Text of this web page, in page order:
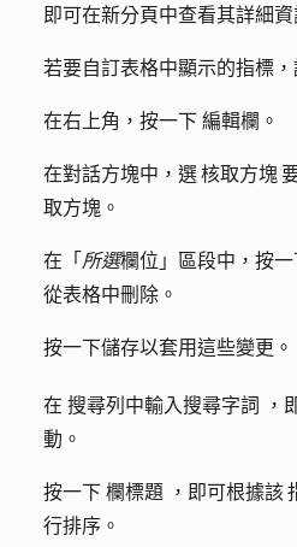
即可在新分頁中查看其詳細資
若要自訂表格中顯示的指標，
在右上角，按一下 編輯欄 。
在對話方塊中，選 核取方塊
取方塊。
在「 所選欄位」區段中，按
從表格中刪除。
按一下儲存以套用這些變更。
在 搜尋列中輸入搜尋字詞
，
動。
按一下 欄標題 ，即可根據該
行排序。